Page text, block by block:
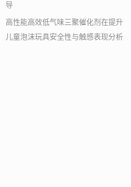
导
高性能高效低气味三聚催化剂在提升
儿童泡沫玩具安全性与触感表现分析